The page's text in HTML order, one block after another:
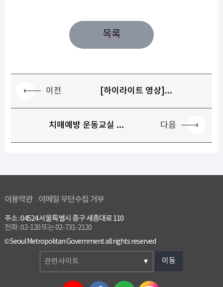
목록
이전 [하이라이트 영상]...
치매예방 운동교실 ... 다음
이용약관 이메일 무단수집 거부
주소 : 04524 서울특별시 중구 세종대로 110
전화 : 02-120 또는 02-731-2120
© Seoul Metropolitan Government all rights reserved
관련사이트 이동